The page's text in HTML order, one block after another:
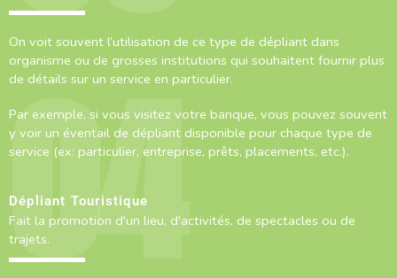
On voit souvent l’utilisation de ce type de dépliant dans
organisme ou de grosses institutions qui souhaitent fournir plus
de détails sur un service en particulier.
Par exemple, si vous visitez votre banque, vous pouvez souvent
y voir un éventail de dépliant disponible pour chaque type de
service (ex: particulier, entreprise, prêts, placements, etc.).
Dépliant Touristique
Fait la promotion d'un lieu, d'activités, de spectacles ou de
trajets.